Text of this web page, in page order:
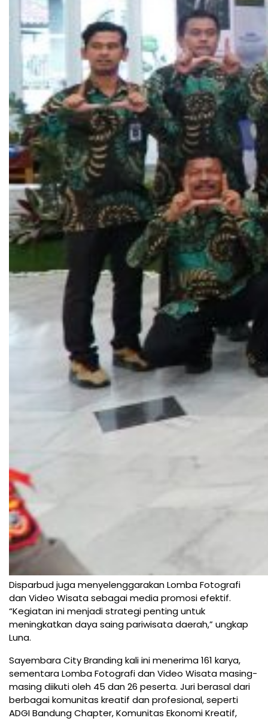
Disparbud juga menyelenggarakan Lomba Fotografi
dan Video Wisata sebagai media promosi efektif.
“Kegiatan ini menjadi strategi penting untuk
meningkatkan daya saing pariwisata daerah,” ungkap
Luna.
Sayembara City Branding kali ini menerima 161 karya,
sementara Lomba Fotografi dan Video Wisata masing-
masing diikuti oleh 45 dan 26 peserta. Juri berasal dari
berbagai komunitas kreatif dan profesional, seperti
ADGI Bandung Chapter, Komunitas Ekonomi Kreatif,